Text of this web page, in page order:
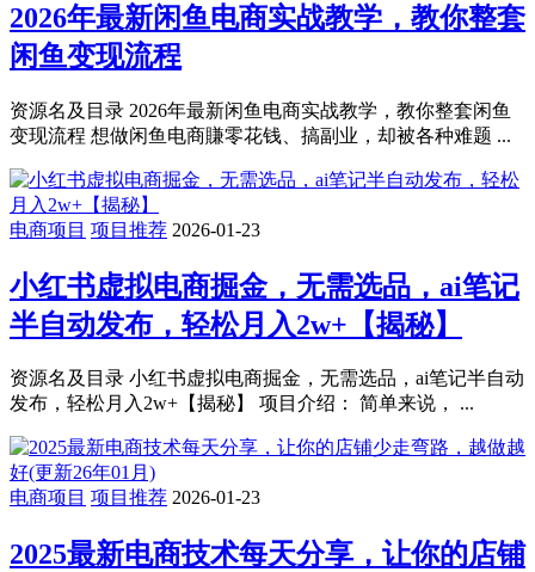
2026年最新闲鱼电商实战教学，教你整套
闲鱼变现流程
资源名及目录 2026年最新闲鱼电商实战教学，教你整套闲鱼
变现流程 想做闲鱼电商賺零花钱、搞副业，却被各种难题 ...
电商项目 项目推荐 2026-01-23
小红书虚拟电商掘金，无需选品，ai笔记
半自动发布，轻松月入2w+【揭秘】
资源名及目录 小红书虚拟电商掘金，无需选品，ai笔记半自动
发布，轻松月入2w+【揭秘】 项目介绍： 简单来说， ...
电商项目 项目推荐 2026-01-23
2025最新电商技术每天分享，让你的店铺